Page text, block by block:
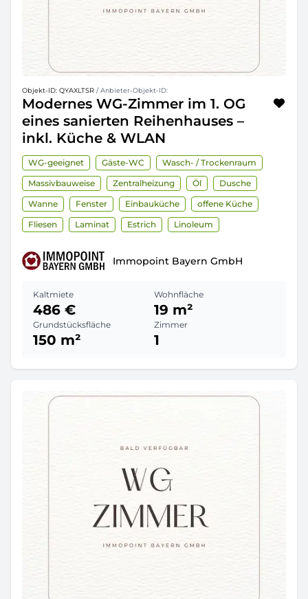
Objekt-ID: QYAXLTSR / Anbieter-Objekt-ID:
Modernes WG-Zimmer im 1. OG
eines sanierten Reihenhauses –
inkl. Küche & WLAN
WG-geeignet Gäste-WC
Wasch- / Trockenraum
Massivbauweise
Zentralheizung Öl
Dusche
Wanne
Fenster Einbauküche
offene Küche
Fliesen
Laminat Estrich Linoleum
Immopoint Bayern GmbH
Kaltmiete
486 €
Wohnfläche
19 m²
Grundstücksfläche
150 m²
Zimmer
1